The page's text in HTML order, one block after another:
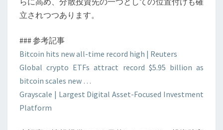
立されつつあります。
### 参考記事
Bitcoin hits new all-time record high | Reuters
Global crypto ETFs attract record $5.95 billion as
bitcoin scales new …
Grayscale | Largest Digital Asset-Focused Investment
Platform